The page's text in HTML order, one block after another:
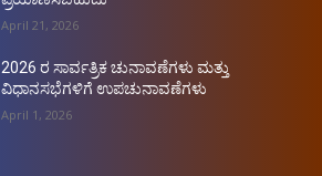
April 21, 2026
2026 ರ ಸಾರ್ವತ್ರಿಕ ಚುನಾವಣೆಗಳು ಮತ್ತು
ವಿಧಾನಸಭೆಗಳಿಗೆ ಉಪಚುನಾವಣೆಗಳು
April 1, 2026